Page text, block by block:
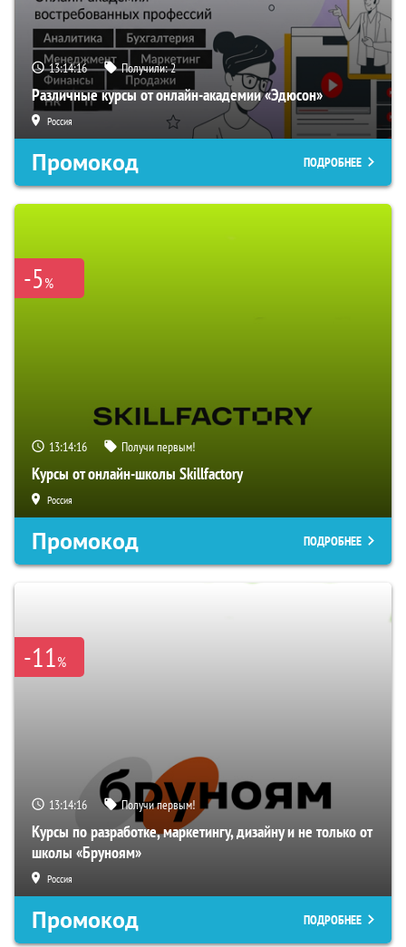
13:14:15 Получили:2
Различные курсы от онлайн-академии «Эдюсон»
Россия
Промокод ПОДРОБНЕЕ
-5%
13:14:15 Получи первым!
Курсы от онлайн-школы Skillfactory
Россия
Промокод ПОДРОБНЕЕ
-11%
13:14:15 Получи первым!
Курсы по разработке, маркетингу, дизайну и не только от
школы «Бруноям»
Россия
Промокод ПОДРОБНЕЕ